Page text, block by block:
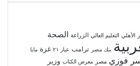
الأهلي التعليم العالي الزراعة الصحة
بنك مصر ترامب عيار ٢١ غزة مايا
فوزي مصر معرض الكتاب وزير